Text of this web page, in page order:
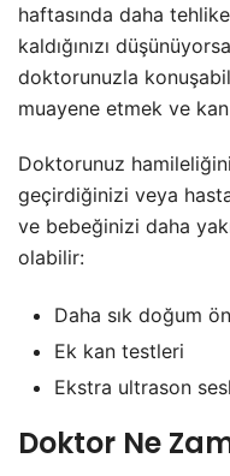
haftasında daha
kaldığınızı
doktorunuzla
muayene etmek ve
Doktorunuz
geçirdiğinizi veya
ve bebeğinizi daha
olabilir:
Daha sık doğum
Ek kan testleri
Ekstra ultrason
Doktor Ne